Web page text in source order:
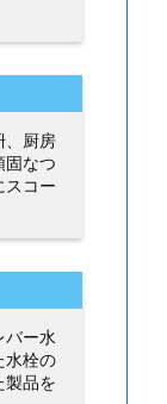
、厨房
固なつ
スコー
バー水
水栓の
製品を